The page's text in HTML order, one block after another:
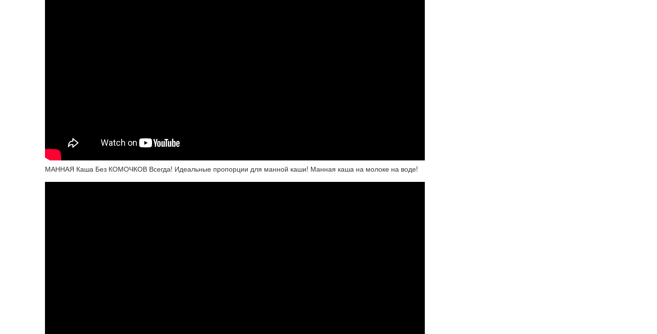
МАННАЯ Каша Без КОМОЧКОВ Всегда! Идеальные пропорции для манной каши! Манная каша на молоке на воде!